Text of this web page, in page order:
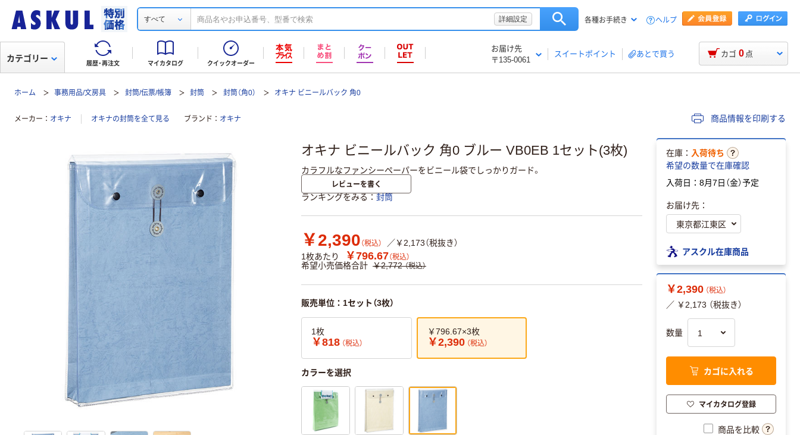
すべて 詳細設定 各種お手続き ヘルプ
履歴・再注文 マイカタログ クイックオーダー
お届け先
〒135-0061
スイートポイント あとで買う
カテゴリー カゴ 0 点
ホーム 事務用品/文房具 封筒/伝票/帳簿 封筒 封筒（角0） オキナ ビニールバック 角0
メーカー オキナ オキナの封筒を全て見る ブランド オキナ 商品情報を印刷する
オキナ ビニールバック 角0 ブルー VB0EB 1セット(3枚)
カラフルなファンシーペーパーをビニール袋でしっかりガード。
レビューを書く
ランキングをみる 封筒
￥2,390 （税込）
／￥2,173（税抜き）
1枚あたり
￥796.67（税込）
希望小売価格合計 ￥2,772 （税込）
販売単位：1セット（3枚）
1枚
￥818 （税込）
￥796.67×3枚
￥2,390 （税込）
カラーを選択
在庫： 入荷待ち
希望の数量で在庫確認
入荷日：8月7日（金）予定
お届け先：
アスクル在庫商品
￥2,390 （税込）
／ ￥2,173 （税抜き）
数量
カゴに入れる
マイカタログ登録
商品を比較